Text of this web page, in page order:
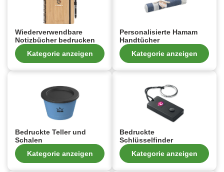
Wiederverwendbare
Notizbücher bedrucken
Kategorie anzeigen
Personalisierte Hamam
Handtücher
Kategorie anzeigen
Bedruckte Teller und
Schalen
Kategorie anzeigen
Bedruckte
Schlüsselfinder
Kategorie anzeigen